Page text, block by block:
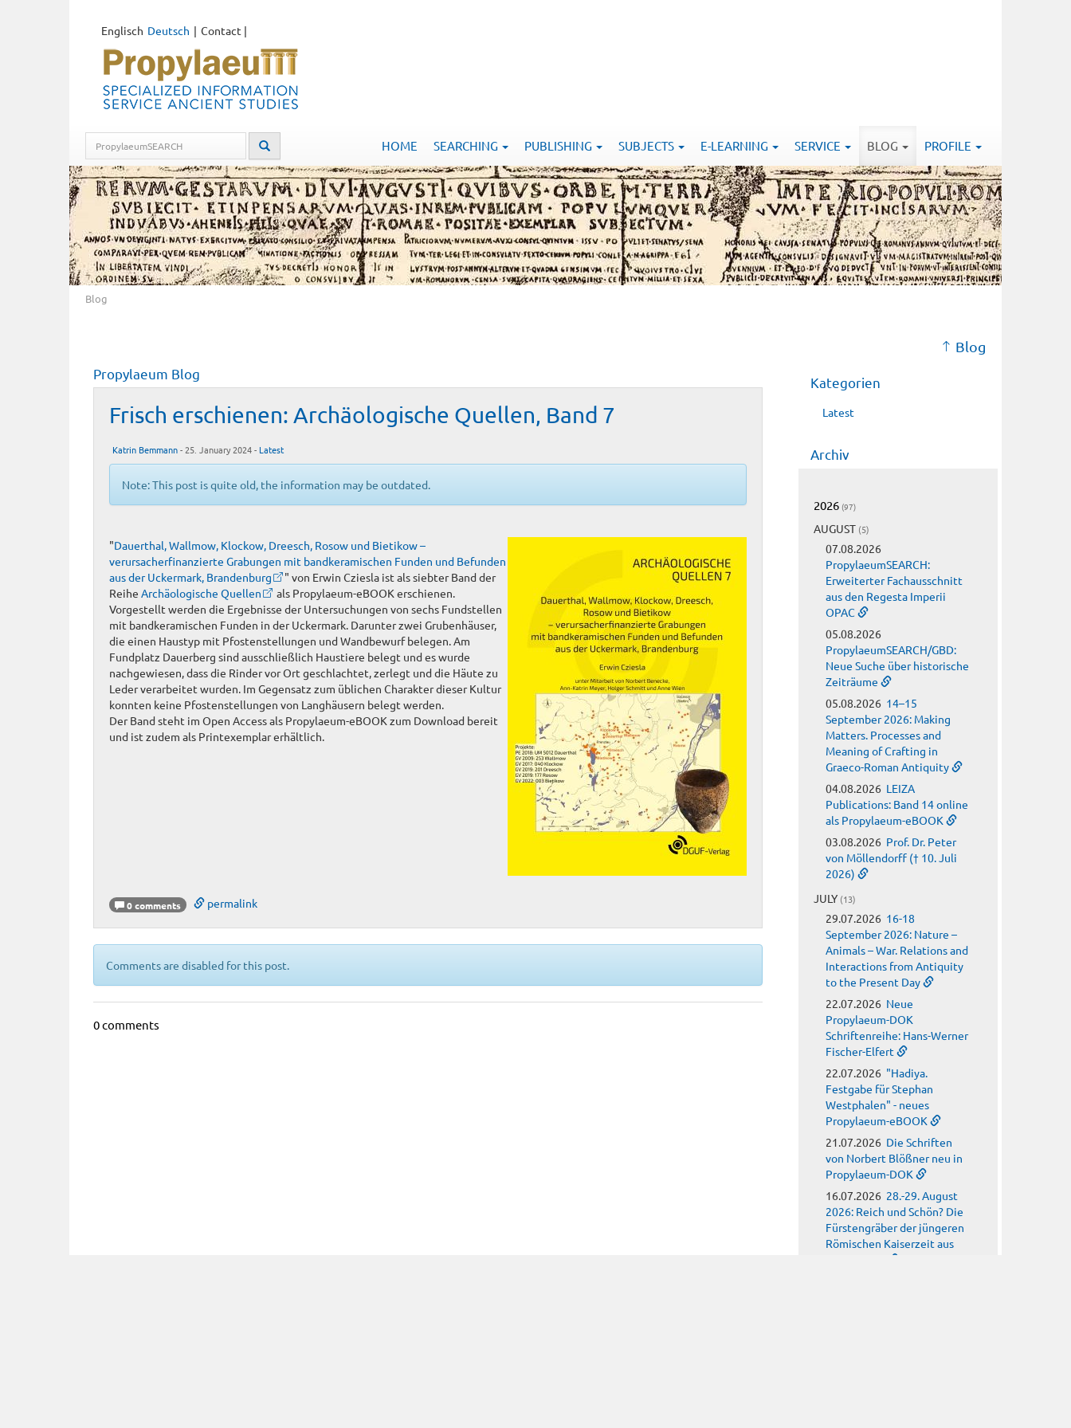
Deutsch
Englisch Contact |
HOME SEARCHING PUBLISHING SUBJECTS E-LEARNING SERVICE BLOG PROFILE
Blog
Propylaeum Blog
Frisch erschienen: Archäologische Quellen, Band 7
Katrin Bemmann- 25. January 2024 - Latest
Note: This post is quite old, the information may be outdated.
"Dauerthal, Wallmow, Klockow, Dreesch, Rosow und Bietikow –
verursacherfinanzierte Grabungen mit bandkeramischen Funden und Befunden
aus der Uckermark, Brandenburg
" von Erwin Cziesla ist als siebter Band der
Reihe Archäologische Quellen
als Propylaeum-eBOOK erschienen.
Vorgestellt werden die Ergebnisse der Untersuchungen von sechs Fundstellen
mit bandkeramischen Funden in der Uckermark. Darunter zwei Grubenhäuser,
die einen Haustyp mit Pfostenstellungen und Wandbewurf belegen. Am
Fundplatz Dauerberg sind ausschließlich Haustiere belegt und es wurde
nachgewiesen, dass die Rinder vor Ort geschlachtet, zerlegt und die Häute zu
Leder verarbeitet wurden. Im Gegensatz zum üblichen Charakter dieser Kultur
konnten keine Pfostenstellungen von Langhäusern belegt werden.
Der Band steht im Open Access als Propylaeum-eBOOK zum Download bereit
und ist zudem als Printexemplar erhältlich.
0 comments permalink
Comments are disabled for this post.
0 comments
Blog
Kategorien
Latest
Archiv
2026 (97)
AUGUST (5)
07.08.2026
PropylaeumSEARCH:
Erweiterter Fachausschnitt
aus den Regesta Imperii
OPAC
05.08.2026
PropylaeumSEARCH/GBD:
Neue Suche über historische
Zeiträume
05.08.2026 14–15
September 2026: Making
Matters. Processes and
Meaning of Crafting in
Graeco-Roman Antiquity
04.08.2026 LEIZA
Publications: Band 14 online
als Propylaeum-eBOOK
03.08.2026 Prof. Dr. Peter
von Möllendorff († 10. Juli
2026)
JULY (13)
29.07.2026 16-18
September 2026: Nature –
Animals – War. Relations and
Interactions from Antiquity
to the Present Day
22.07.2026 Neue
Propylaeum-DOK
Schriftenreihe: Hans-Werner
Fischer-Elfert
22.07.2026 "Hadiya.
Festgabe für Stephan
Westphalen" - neues
Propylaeum-eBOOK
21.07.2026 Die Schriften
von Norbert Blößner neu in
Propylaeum-DOK
16.07.2026 28.-29. August
2026: Reich und Schön? Die
Fürstengräber der jüngeren
Römischen Kaiserzeit aus